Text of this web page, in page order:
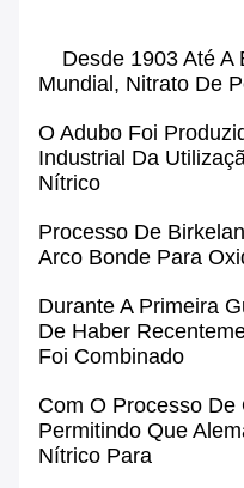
Desde 1903 Até A
Mundial , Nitrato De
O Adubo Foi
Industrial Da
Nítrico
Processo De
Arco Bonde Para
Durante A Primeira
De Haber
Foi Combinado
Com O Processo De
Permitindo Que
Nítrico Para